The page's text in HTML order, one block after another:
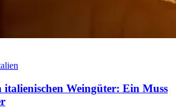
italienischen Weingüter: Ein Muss